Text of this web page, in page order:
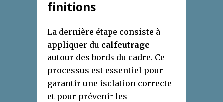
finitions
La dernière étape consiste à
appliquer du calfeutrage
autour des bords du cadre. Ce
processus est essentiel pour
garantir une isolation correcte
et pour prévenir les